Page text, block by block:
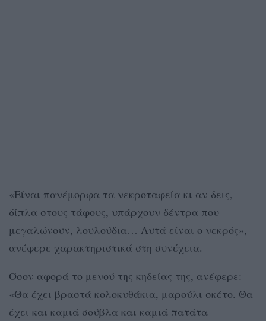
«Είναι πανέμορφα τα νεκροταφεία κι αν δεις,
δίπλα στους τάφους, υπάρχουν δέντρα που
μεγαλώνουν, λουλούδια… Αυτά είναι ο νεκρός»,
ανέφερε χαρακτηριστικά στη συνέχεια.
Όσον αφορά το μενού της κηδείας της, ανέφερε:
«Θα έχει βραστά κολοκυθάκια, μαρούλι σκέτο. Θα
έχει και καμιά σούβλα και καμιά πατάτα